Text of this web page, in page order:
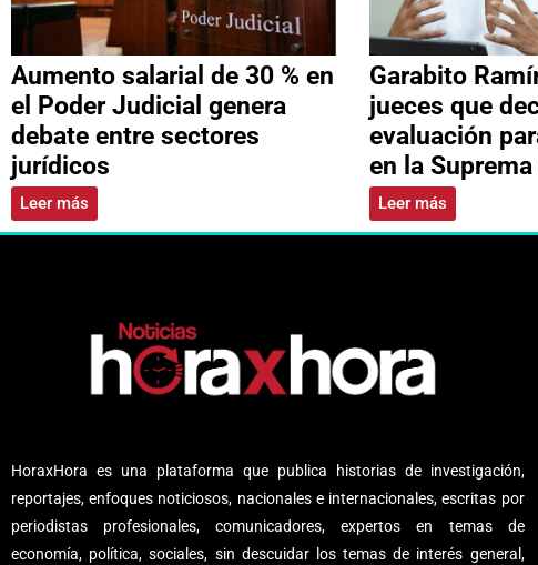
Aumento salarial de 30 % en
el Poder Judicial genera
debate entre sectores
jurídicos
Leer más
Garabito
jueces que
evaluación
en la
Leer más
HoraxHora es una plataforma que publica historias de investigación,
reportajes, enfoques noticiosos, nacionales e internacionales, escritas por
periodistas profesionales, comunicadores, expertos en temas de
economía, política, sociales, sin descuidar los temas de interés general,